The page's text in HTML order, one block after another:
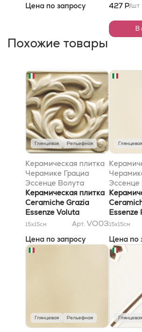
Цена по запросу 427 Р/шт
В
Похожие товары
Глянцевая Рельефная
Керамическая плитка
Черамике Грациа
Эссенце Волута
Гелсомино 13x13
Керамическая плитка
Ceramiche Grazia
Essenze Voluta
Gelsomino 13x13
15x15см Арт. VO03
Цена по запросу
Глянцевая
13x13
Essenze
15x15см
Цена по
Глянцевая Рельефная Глянцевая